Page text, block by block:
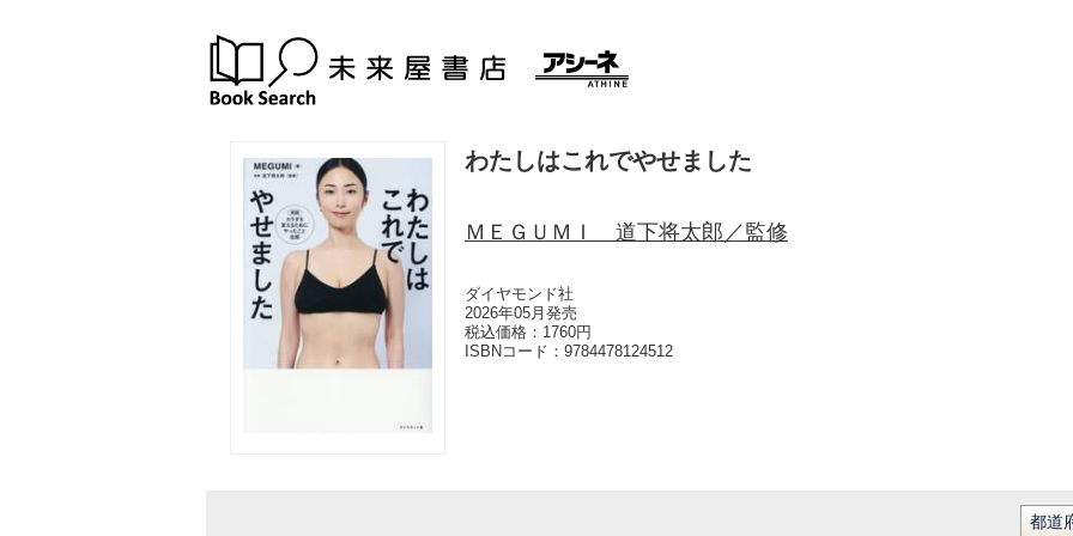
わたしはこれでやせました
ＭＥＧＵＭＩ 道下将太郎／監修
ダイヤモンド社
2026年05月発売
税込価格：1760円
ISBNコード： 9784478124512